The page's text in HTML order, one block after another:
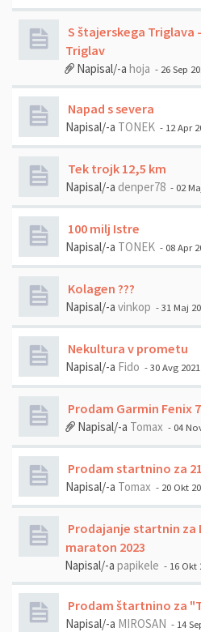
S štajerskega Triglava
Triglav
Napisal/-a hoja - 26 Sep
Napad s severa
Napisal/-a TONEK - 12 Apr
Tek trojk 12,5 km
Napisal/-a denper78 - 02
100 milj Istre
Napisal/-a TONEK - 08 Apr
Kolagen ???
Napisal/-a vinkop - 31 Maj
Nekultura v prometu
Napisal/-a Fido - 30 Avg
Prodam Garmin Fenix
Napisal/-a Tomax - 04
Prodam startnino za
Napisal/-a Tomax - 20 Okt
Prodajanje startnin za
maraton 2023
Napisal/-a papikele - 16 Okt
Prodam štartnino za
Napisal/-a MIROSAN - 14